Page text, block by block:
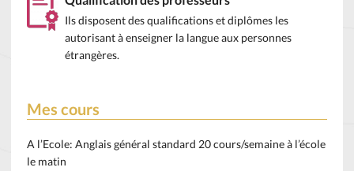
Ils disposent des qualifications et diplômes les
autorisant à enseigner la langue aux personnes
étrangères.
Mes cours
A l’Ecole: Anglais général standard 20 cours/semaine à l’école
le matin